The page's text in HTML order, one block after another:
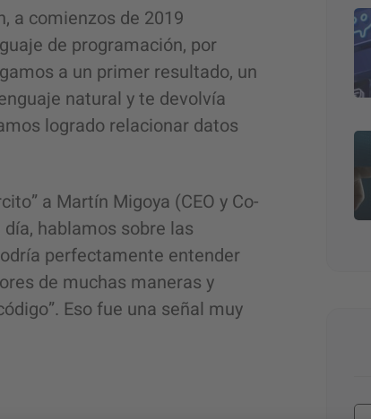
a comienzos de 2019
de programación, por
a un primer resultado, un
natural y te devolvía
logrado relacionar datos
a Martín Migoya (CEO y Co-
hablamos sobre las
perfectamente entender
de muchas maneras y
Eso fue una señal muy